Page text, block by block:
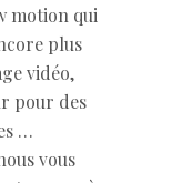
motion qui
plus
vidéo,
pour des
…
vous